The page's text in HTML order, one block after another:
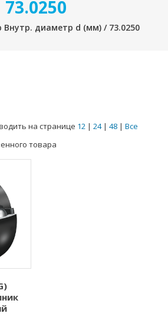
73.0250
Внутр. диаметр d (мм) / 73.0250
на странице 12| 24| 48| Все
товара